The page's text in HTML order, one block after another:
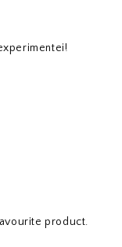
product.